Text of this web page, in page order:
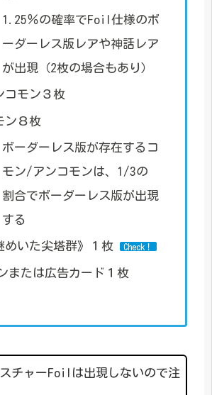
1.25％の確率でFoil仕様のボ
ーダーレス版レアや神話レア
が出現（2枚の場合もあり）
コモン３枚
ン８枚
ボーダーレス版が存在するコ
モン/アンコモンは、1/3の
割合でボーダーレス版が出現
する
めいた尖塔群》１枚 Check！
または広告カード１枚
チャーFoilは出現しないので注